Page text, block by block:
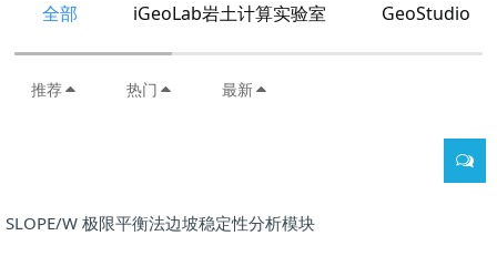
全部 iGeoLab岩土计算实验室 GeoStudio
推荐 热门 最新
SLOPE/W 极限平衡法边坡稳定性分析模块